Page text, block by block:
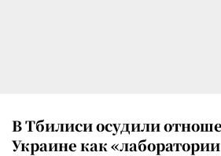
В Тбилиси осудили
Украине как